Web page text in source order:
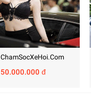
ChamSocXeHoi.com
50.000.000 đ